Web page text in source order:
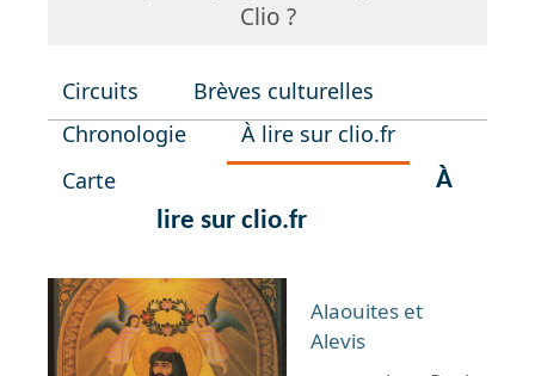
Clio ?
Circuits
Brèves culturelles
Chronologie
À lire sur clio.fr
Carte
À
lire sur clio.fr
Alaouites et
Alevis